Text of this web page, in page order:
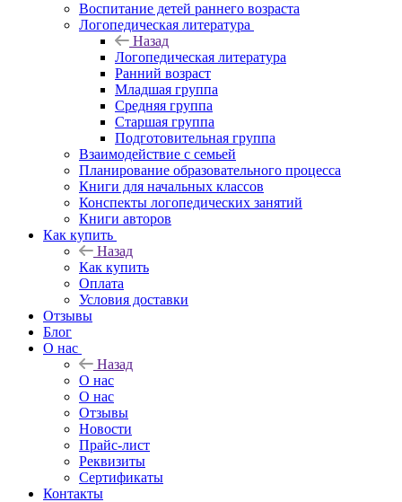
Воспитание детей раннего возраста
Логопедическая литература
Назад
Логопедическая литература
Ранний возраст
Младшая группа
Средняя группа
Старшая группа
Подготовительная группа
Взаимодействие с семьей
Планирование образовательного процесса
Книги для начальных классов
Конспекты логопедических занятий
Книги авторов
Как купить
Назад
Как купить
Оплата
Условия доставки
Отзывы
Блог
О нас
Назад
О нас
О нас
Отзывы
Новости
Прайс-лист
Реквизиты
Сертификаты
Контакты